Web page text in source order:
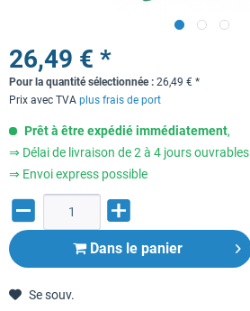
26,49 € *
Pour la quantité sélectionnée : 26,49 € *
Prix avec TVA plus frais de port
Prêt à être expédié immédiatement,
⇒ Délai de livraison de 2 à 4 jours ouvrables
⇒ Envoi express possible
Dans le panier
Se souv.